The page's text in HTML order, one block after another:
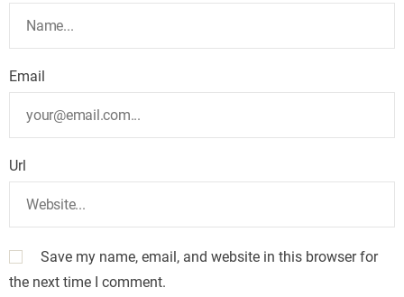
Email
Url
Save my name, email, and website in this browser for
the next time I comment.